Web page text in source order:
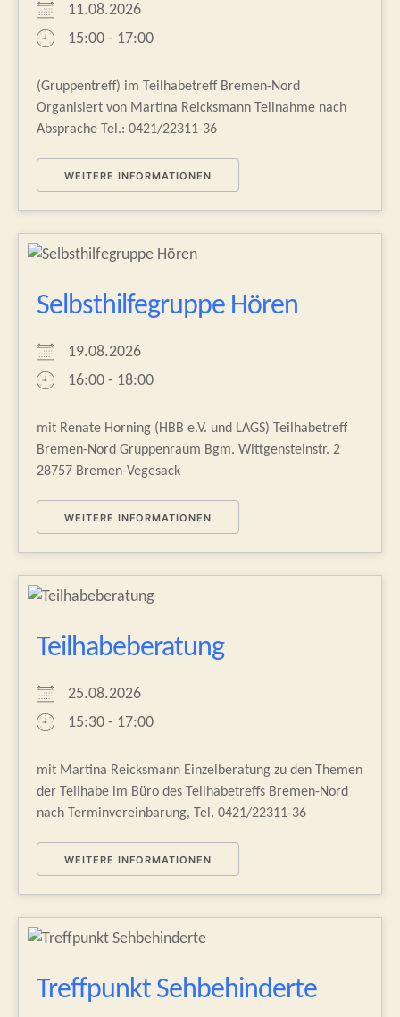
11.08.2026
15:00 - 17:00
(Gruppentreff) im Teilhabetreff Bremen-Nord
Organisiert von Martina Reicksmann Teilnahme nach
Absprache Tel.: 0421/22311-36
WEITERE INFORMATIONEN
Selbsthilfegruppe Hören
19.08.2026
16:00 - 18:00
mit Renate Horning (HBB e.V. und LAGS) Teilhabetreff
Bremen-Nord Gruppenraum Bgm. Wittgensteinstr. 2
28757 Bremen-Vegesack
WEITERE INFORMATIONEN
Teilhabeberatung
25.08.2026
15:30 - 17:00
mit Martina Reicksmann Einzelberatung zu den Themen
der Teilhabe im Büro des Teilhabetreffs Bremen-Nord
nach Terminvereinbarung, Tel. 0421/22311-36
WEITERE INFORMATIONEN
Treffpunkt Sehbehinderte